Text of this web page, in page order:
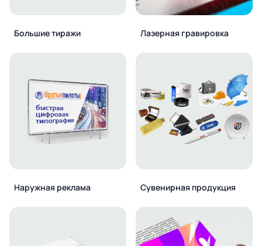
Большие тиражи Лазерная гравировка
Наружная реклама Сувенирная продукция